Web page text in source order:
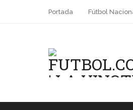
Portada Fútbol